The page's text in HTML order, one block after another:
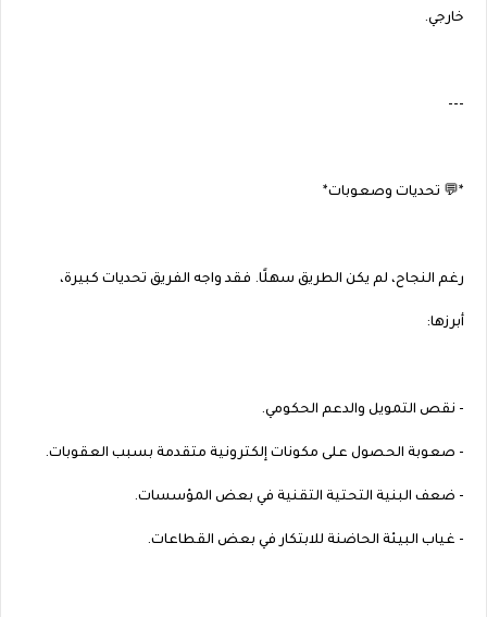
خارجي.
---
*💬 تحديات وصعوبات*
رغم النجاح، لم يكن الطريق سهلًا. فقد واجه الفريق تحديات كبيرة،
أبرزها:
- نقص التمويل والدعم الحكومي.
- صعوبة الحصول على مكونات إلكترونية متقدمة بسبب العقوبات.
- ضعف البنية التحتية التقنية في بعض المؤسسات.
- غياب البيئة الحاضنة للابتكار في بعض القطاعات.